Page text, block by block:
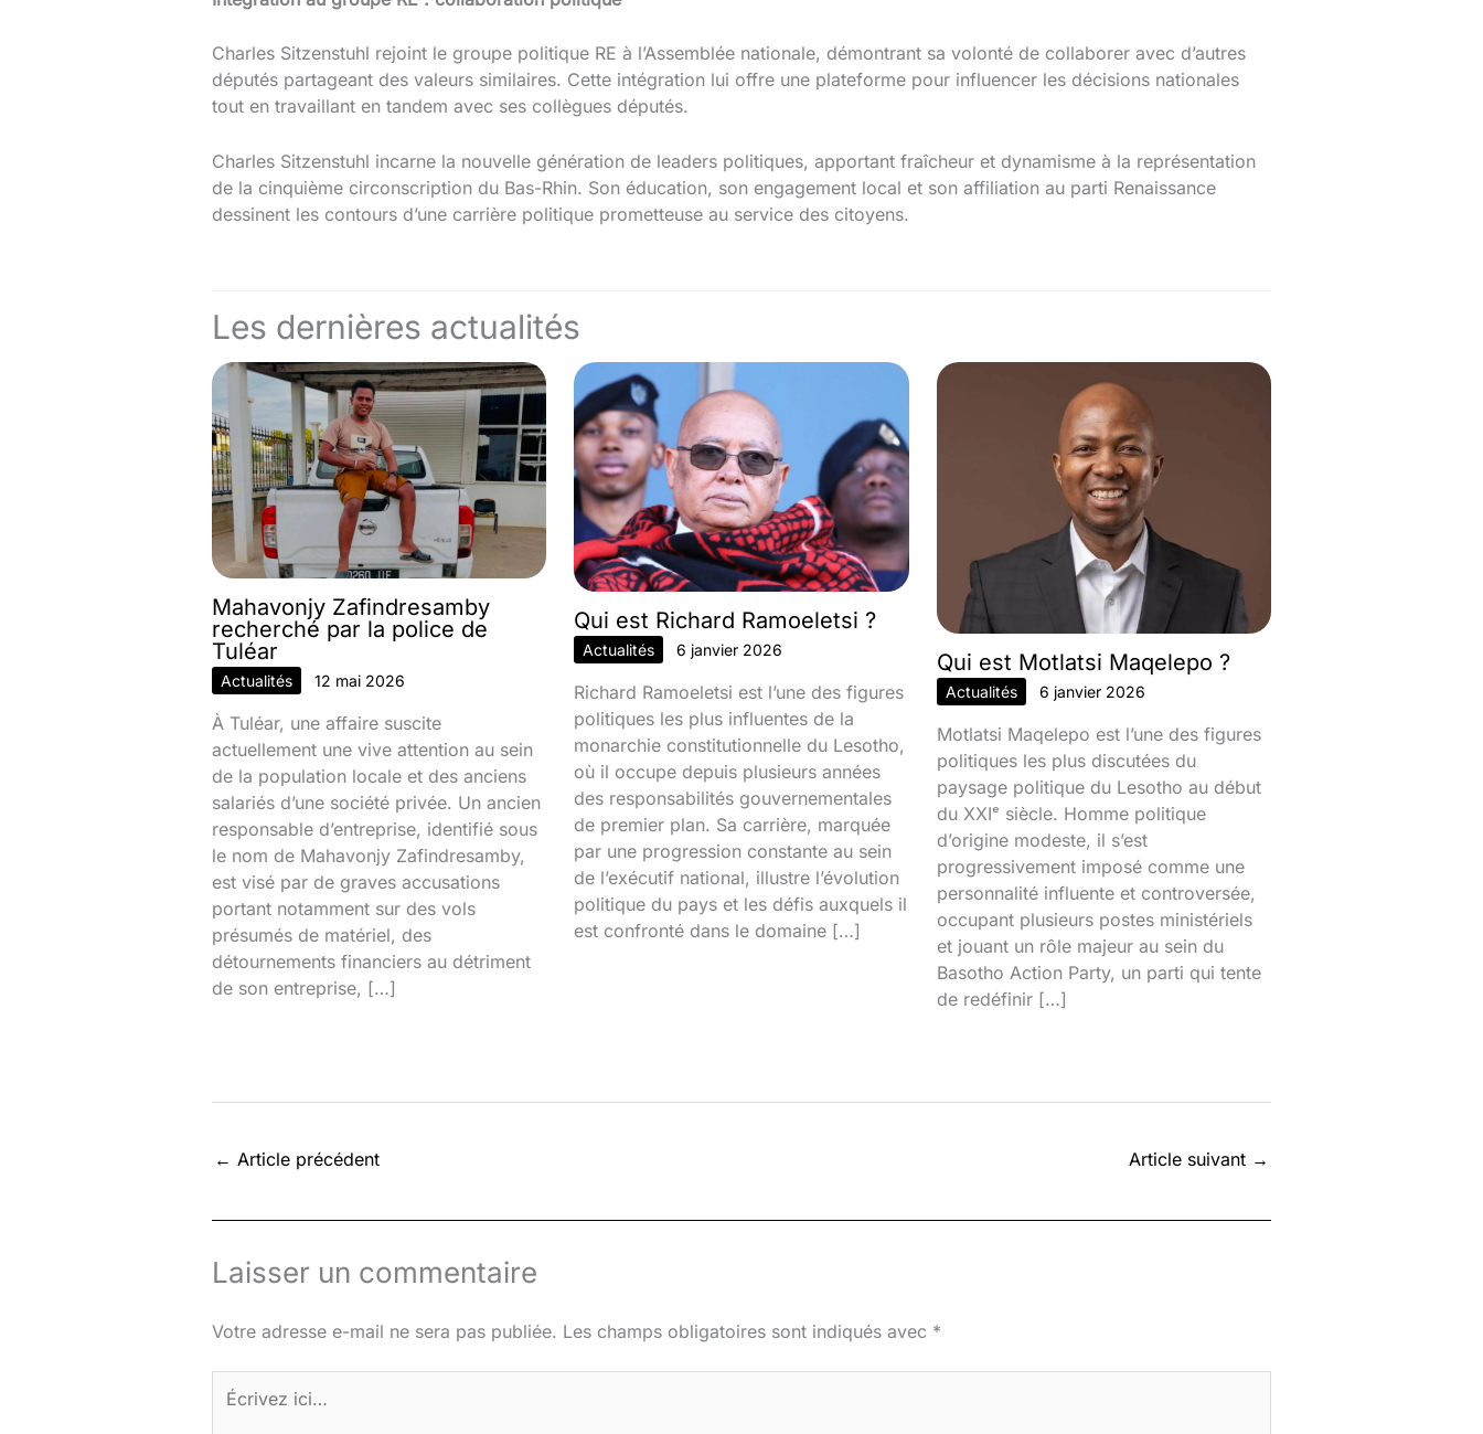
Charles Sitzenstuhl rejoint le groupe politique RE à l’Assemblée nationale, démontrant sa volonté de collaborer avec d’autres
députés partageant des valeurs similaires. Cette intégration lui offre une plateforme pour influencer les décisions nationales
tout en travaillant en tandem avec ses collègues députés.
Charles Sitzenstuhl incarne la nouvelle génération de leaders politiques, apportant fraîcheur et dynamisme à la représentation
de la cinquième circonscription du Bas-Rhin. Son éducation, son engagement local et son affiliation au parti Renaissance
dessinent les contours d’une carrière politique prometteuse au service des citoyens.
Les dernières actualités
Mahavonjy Zafindresamby
recherché par la police de
Tuléar
Actualités 12 mai 2026
À Tuléar, une affaire suscite
actuellement une vive attention au sein
de la population locale et des anciens
salariés d’une société privée. Un ancien
responsable d’entreprise, identifié sous
le nom de Mahavonjy Zafindresamby,
est visé par de graves accusations
portant notamment sur des vols
présumés de matériel, des
détournements financiers au détriment
de son entreprise, […]
Qui est Richard Ramoeletsi ?
Actualités 6 janvier 2026
Richard Ramoeletsi est l’une des figures
politiques les plus influentes de la
monarchie constitutionnelle du Lesotho,
où il occupe depuis plusieurs années
des responsabilités gouvernementales
de premier plan. Sa carrière, marquée
par une progression constante au sein
de l’exécutif national, illustre l’évolution
politique du pays et les défis auxquels il
est confronté dans le domaine […]
Qui est Motlatsi Maqelepo ?
Actualités 6 janvier 2026
Motlatsi Maqelepo est l’une des figures
politiques les plus discutées du
paysage politique du Lesotho au début
du XXIᵉ siècle. Homme politique
d’origine modeste, il s’est
progressivement imposé comme une
personnalité influente et controversée,
occupant plusieurs postes ministériels
et jouant un rôle majeur au sein du
Basotho Action Party, un parti qui tente
de redéfinir […]
← Article précédent Article suivant →
Laisser un commentaire
Votre adresse e-mail ne sera pas publiée. Les champs obligatoires sont indiqués avec *
ici…